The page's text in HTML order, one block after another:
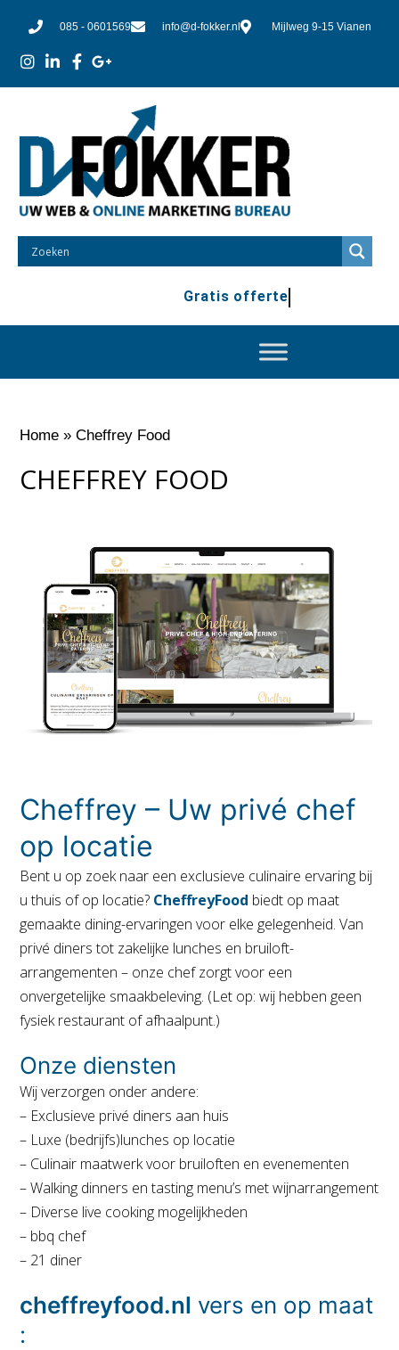
085 - 0601569 info@d-fokker.nl Mijlweg 9-15 Vianen
Gratis offerte
Home »Cheffrey Food
CHEFFREY FOOD
Cheffrey – Uw privé chef
op locatie
Bent u op zoek naar een exclusieve culinaire ervaring bij
u thuis of op locatie? CheffreyFood biedt op maat
gemaakte dining-ervaringen voor elke gelegenheid. Van
privé diners tot zakelijke lunches en bruiloft-
arrangementen – onze chef zorgt voor een
onvergetelijke smaakbeleving. (Let op: wij hebben geen
fysiek restaurant of afhaalpunt.)
Onze diensten
Wij verzorgen onder andere:
– Exclusieve privé diners aan huis
– Luxe (bedrijfs)lunches op locatie
– Culinair maatwerk voor bruiloften en evenementen
–Walking dinners en tasting menu’s met wijnarrangement
– Diverse live cooking mogelijkheden
– bbq chef
– 21 diner
cheffreyfood.nl vers en op maat
: